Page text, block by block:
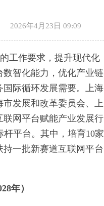
2026年4月23日 09:09
工作要求，提升现代化
智化能力，优化产业链
际循环发展需要。上海
发展和改革委员会、上
网平台赋能产业发展行
杆平台。其中，培育10家
一批新赛道互联网平台
年）